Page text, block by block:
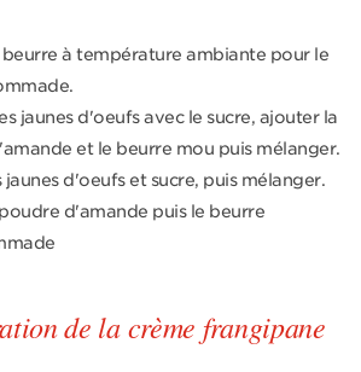
beurre à température ambiante pour le
jaunes d'oeufs avec le sucre, ajouter la
et le beurre mou puis mélanger.
jaunes d'oeufs et sucre, puis mélanger.
d'amande puis le beurre
de la crème frangipane